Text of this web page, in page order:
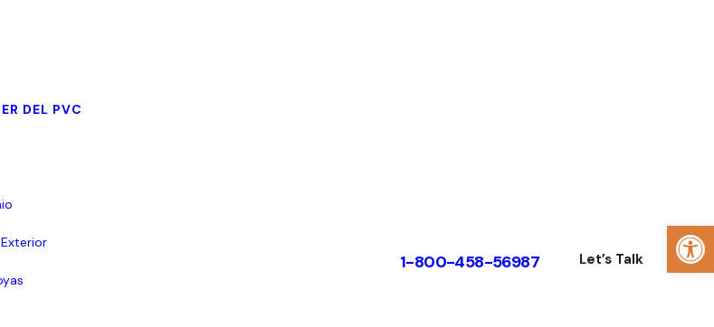
DEL PVC
1-800-458-56987 Let’s Talk